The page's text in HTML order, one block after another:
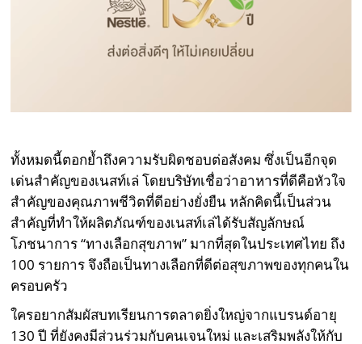
ทั้งหมดนี้ตอกย้ำถึงความรับผิดชอบต่อสังคม ซึ่งเป็นอีกจุด
เด่นสำคัญของเนสท์เล่ โดยบริษัทเชื่อว่าอาหารที่ดีคือหัวใจ
สำคัญของคุณภาพชีวิตที่ดีอย่างยั่งยืน หลักคิดนี้เป็นส่วน
สำคัญที่ทำให้ผลิตภัณฑ์ของเนสท์เล่ได้รับสัญลักษณ์
โภชนาการ “ทางเลือกสุขภาพ” มากที่สุดในประเทศไทย ถึง
100 รายการ จึงถือเป็นทางเลือกที่ดีต่อสุขภาพของทุกคนใน
ครอบครัว
ใครอยากสัมผัสบทเรียนการตลาดยิ่งใหญ่จากแบรนด์อายุ
130 ปี ที่ยังคงมีส่วนร่วมกับคนเจนใหม่ และเสริมพลังให้กับ